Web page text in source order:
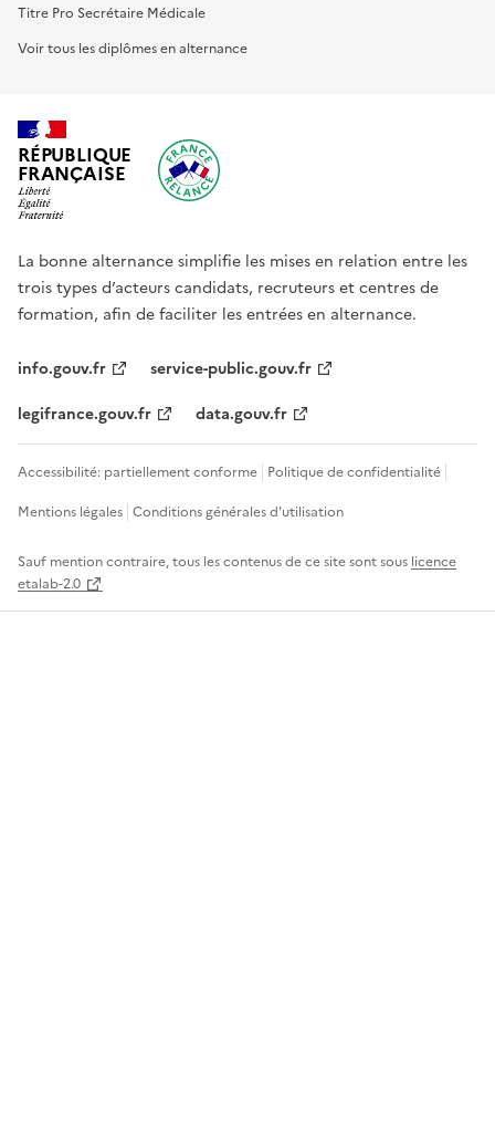
Titre Pro Secrétaire Médicale
Voir tous les diplômes en alternance
RÉPUBLIQUE
FRANÇAISE
La bonne alternance simplifie les mises en relation entre les
trois types d’acteurs candidats, recruteurs et centres de
formation, afin de faciliter les entrées en alternance.
info.gouv.fr service-public.gouv.fr
legifrance.gouv.fr data.gouv.fr
Accessibilité: partiellement conforme Politique de confidentialité
Mentions légales Conditions générales d'utilisation
Sauf mention contraire, tous les contenus de ce site sont sous licence
etalab-2.0